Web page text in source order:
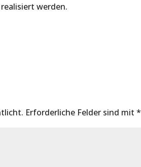
werden.
Erforderliche Felder sind mit*